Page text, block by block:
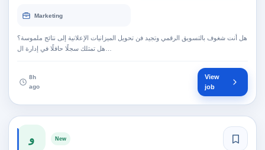
Marketing
هل أنت شغوف بالتسويق الرقمي وتجيد فن تحويل الميزانيات الإعلانية إلى نتائج ملموسة؟
8h
ago
View
job
و New